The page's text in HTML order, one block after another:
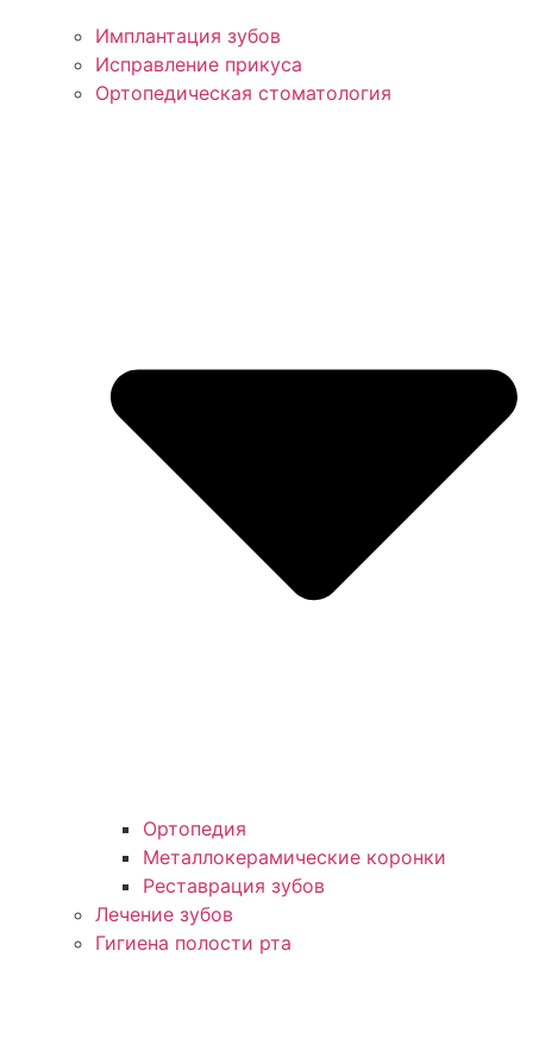
Имплантация зубов
Исправление прикуса
Ортопедическая стоматология
Ортопедия
Металлокерамические коронки
Реставрация зубов
Лечение зубов
Гигиена полости рта